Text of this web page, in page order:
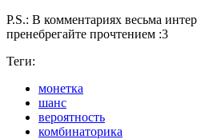
P.S.: В комментариях весьма
пренебрегайте прочтением :3
Теги:
монетка
шанс
вероятность
комбинаторика